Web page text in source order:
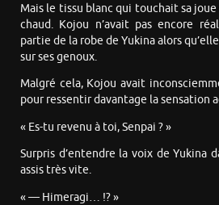
Mais le tissu blanc qui touchait sa
chaud. Kojou n’avait pas encore
partie de la robe de Yukina alors
sur ses genoux.
Malgré cela, Kojou avait
pour ressentir davantage la sensation
« Es-tu revenu à toi, Senpai ? »
Surpris d’entendre la voix de Yukina
assis très vite.
« — Himeragi… !? »